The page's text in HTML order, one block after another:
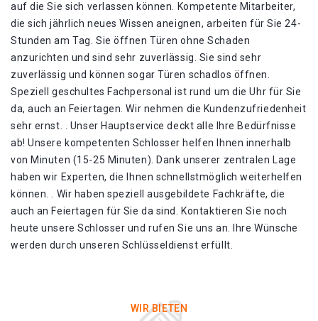
auf die Sie sich verlassen können. Kompetente Mitarbeiter,
die sich jährlich neues Wissen aneignen, arbeiten für Sie 24-
Stunden am Tag. Sie öffnen Türen ohne Schaden
anzurichten und sind sehr zuverlässig. Sie sind sehr
zuverlässig und können sogar Türen schadlos öffnen.
Speziell geschultes Fachpersonal ist rund um die Uhr für Sie
da, auch an Feiertagen. Wir nehmen die Kundenzufriedenheit
sehr ernst. . Unser Hauptservice deckt alle Ihre Bedürfnisse
ab! Unsere kompetenten Schlosser helfen Ihnen innerhalb
von Minuten (15-25 Minuten). Dank unserer zentralen Lage
haben wir Experten, die Ihnen schnellstmöglich weiterhelfen
können. . Wir haben speziell ausgebildete Fachkräfte, die
auch an Feiertagen für Sie da sind. Kontaktieren Sie noch
heute unsere Schlosser und rufen Sie uns an. Ihre Wünsche
werden durch unseren Schlüsseldienst erfüllt.
WIR BIETEN